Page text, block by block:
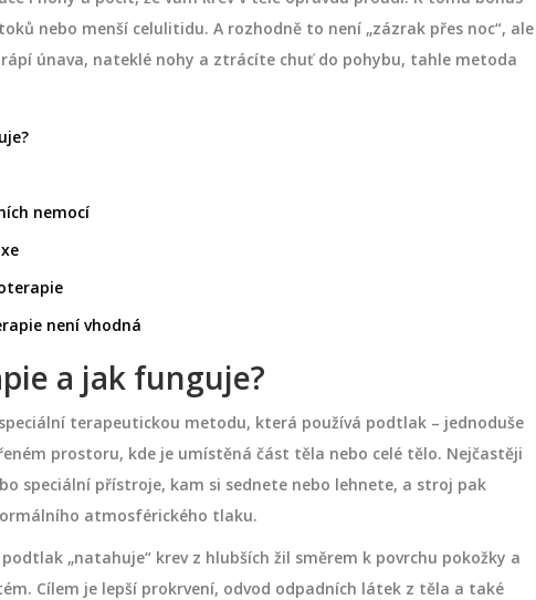
nebo menší celulitidu. A rozhodně to není „zázrak přes noc“, ale
únava, nateklé nohy a ztrácíte chuť do pohybu, tahle metoda
nemocí
není vhodná
a jak funguje?
terapeutickou metodu, která používá podtlak – jednoduše
prostoru, kde je umístěná část těla nebo celé tělo. Nejčastěji
speciální přístroje, kam si sednete nebo lehnete, a stroj pak
atmosférického tlaku.
„natahuje“ krev z hlubších žil směrem k povrchu pokožky a
Cílem je lepší prokrvení, odvod odpadních látek z těla a také
REHABILITAČNÍ MASÁŽE